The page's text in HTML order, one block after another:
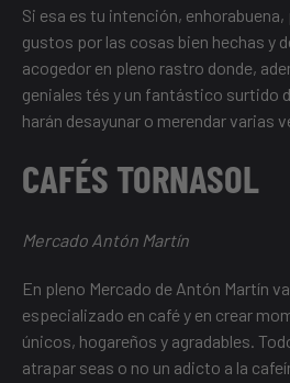
Si esa es tu intención,
gustos por las cosas bien hechas y
acogedor en pleno rastro donde,
geniales tés y un fantástico surtido
harán desayunar o merendar varias
CAFÉS TORNASOL
Mercado Antón Martín
En pleno Mercado de Antón Martín
especializado en café y en crear
únicos, hogareños y agradables.
atrapar seas o no un adicto a la